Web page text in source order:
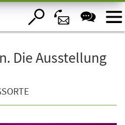
Die Ausstellung